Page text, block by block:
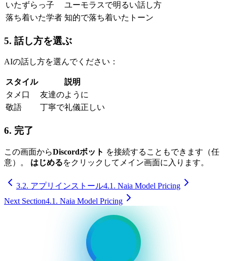
いたずらっ子
ユーモラスで明るい話し方
落ち着いた学者 知的で落ち着いたトーン
5. 話し方を選ぶ
AIの話し方を選んでください：
スタイル
説明
タメ口
友達のように
敬語
丁寧で礼儀正しい
6. 完了
この画面からDiscordボット を接続することもできます（任
意）。 はじめるをクリックしてメイン画面に入ります。
3.2. アプリインストール4.1. Naia Model Pricing
Next Section4.1. Naia Model Pricing